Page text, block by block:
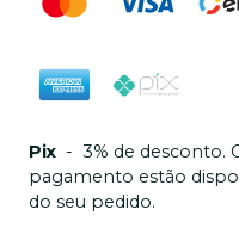
Pix - 3% de desconto.
pagamento estão
do seu pedido.